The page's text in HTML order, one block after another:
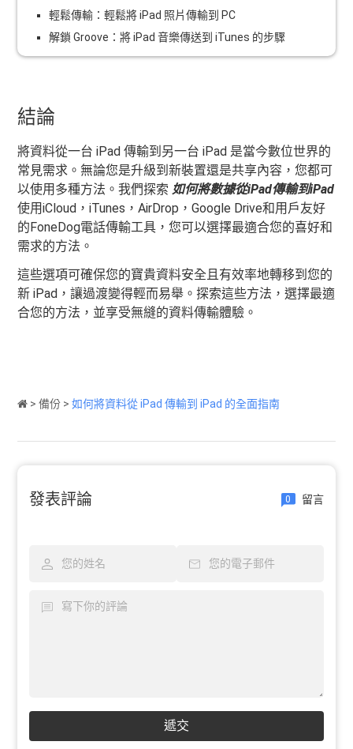
輕鬆傳輸：輕鬆將 iPad 照片傳輸到 PC
解鎖 Groove：將 iPad 音樂傳送到 iTunes 的步驟
結論
將資料從一台 iPad 傳輸到另一台 iPad 是當今數位世界的
常見需求。無論您是升級到新裝置還是共享內容，您都可
以使用多種方法。我們探索 如何將數據從iPad傳輸到iPad
使用iCloud，iTunes，AirDrop，Google Drive和用戶友好
的FoneDog電話傳輸工具，您可以選擇最適合您的喜好和
需求的方法。
這些選項可確保您的寶貴資料安全且有效率地轉移到您的
新 iPad，讓過渡變得輕而易舉。探索這些方法，選擇最適
合您的方法，並享受無縫的資料傳輸體驗。
>備份 >如何將資料從 iPad 傳輸到 iPad 的全面指南
發表評論 0 留言
遞交